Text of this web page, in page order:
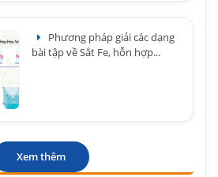
Phương pháp giải các dạng
bài tập về Sắt Fe, hỗn hợp...
Xem thêm